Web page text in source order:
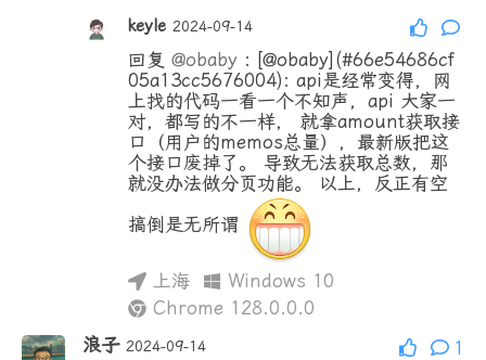
keyle 2024-09-14
回复 @obaby : [@obaby](#66e54686cf
05a13cc5676004): api是经常变得，网
上找的代码一看一个不知声，api 大家一
对，都写的不一样， 就拿amount获取接
口（用户的memos总量），最新版把这
个接口废掉了。 导致无法获取总数，那
就没办法做分页功能。 以上，反正有空
搞倒是无所谓
上海
Windows 10
Chrome 128.0.0.0
浪子 2024-09-14
1